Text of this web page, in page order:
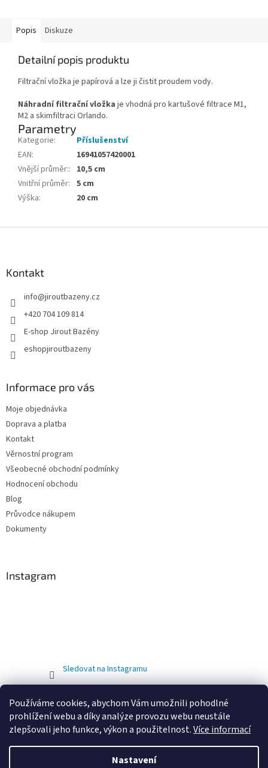
Používáme cookies, abychom Vám umožnili pohodlné
prohlížení webu a díky analýze provozu webu neustále
zlepšovali jeho funkce, výkon a použitelnost.Více informací
Nastavení
Popis Diskuze
Detailní popis produktu
Filtrační vložka je papírová a lze ji čistit proudem vody.
Náhradní filtrační vložka je vhodná pro kartušové filtrace M1,
M2 a skimfiltraci Orlando.
Parametry
Kategorie:
Příslušenství
EAN:
16941057420001
Vnější průměr:: 10,5 cm
Vnitřní průměr: 5 cm
Výška: 20 cm
Kontakt
info@jiroutbazeny.cz
+420 704 109 814
E-shop Jirout Bazény
eshopjiroutbazeny
Informace pro vás
Moje objednávka
Doprava a platba
Kontakt
Věrnostní program
Všeobecné obchodní podmínky
Hodnocení obchodu
Blog
Průvodce nákupem
Dokumenty
Instagram
Sledovat na Instagramu
Vytvořil Shoptet